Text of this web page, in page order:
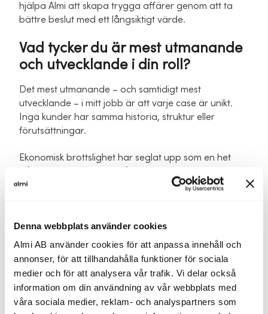
Denna webbplats använder cookies
Almi AB använder cookies för att anpassa innehåll och
annonser, för att tillhandahålla funktioner för sociala
medier och för att analysera vår trafik. Vi delar också
information om din användning av vår webbplats med
våra sociala medier, reklam- och analyspartners som
hjälpa Almi att skapa trygga affärer genom att ta
bättre beslut med ett långsiktigt värde.
Vad tycker du är mest utmanande
och utvecklande i din roll?
Det mest utmanande – och samtidigt mest
utvecklande – i mitt jobb är att varje case är unikt.
Inga kunder har samma historia, struktur eller
förutsättningar.
Ekonomisk brottslighet har seglat upp som en het
med att motverka den fortfarande relativt nytt som
samhället: förordningar ändras, nya mönster
identifieras och det kontinuerliga informationsflödet
kring ämnet ger oss hela tiden bättre verktyg för att
kunna agera.
Det kräver att jag aldrig släpper nyfikenheten. Jag
följer utvecklingen, söker kunskap, ifrågasätter